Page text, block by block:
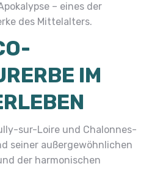
– eines der
des Mittelalters.
IM
sur-Loire und Chalonnes-
seiner außergewöhnlichen
der harmonischen